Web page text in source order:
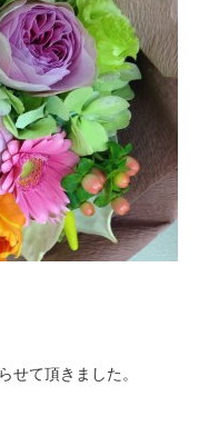
せて頂きました。